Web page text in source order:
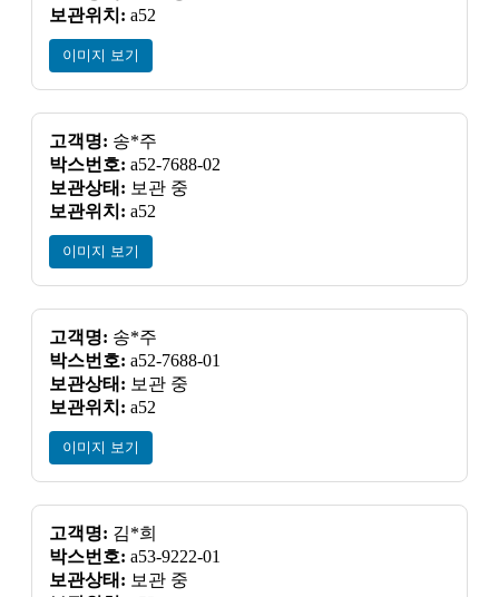
보관위치: a52
이미지 보기
고객명: 송*주
박스번호: a52-7688-02
보관상태: 보관 중
보관위치: a52
이미지 보기
고객명: 송*주
박스번호: a52-7688-01
보관상태: 보관 중
보관위치: a52
이미지 보기
고객명: 김*희
박스번호: a53-9222-01
보관상태: 보관 중